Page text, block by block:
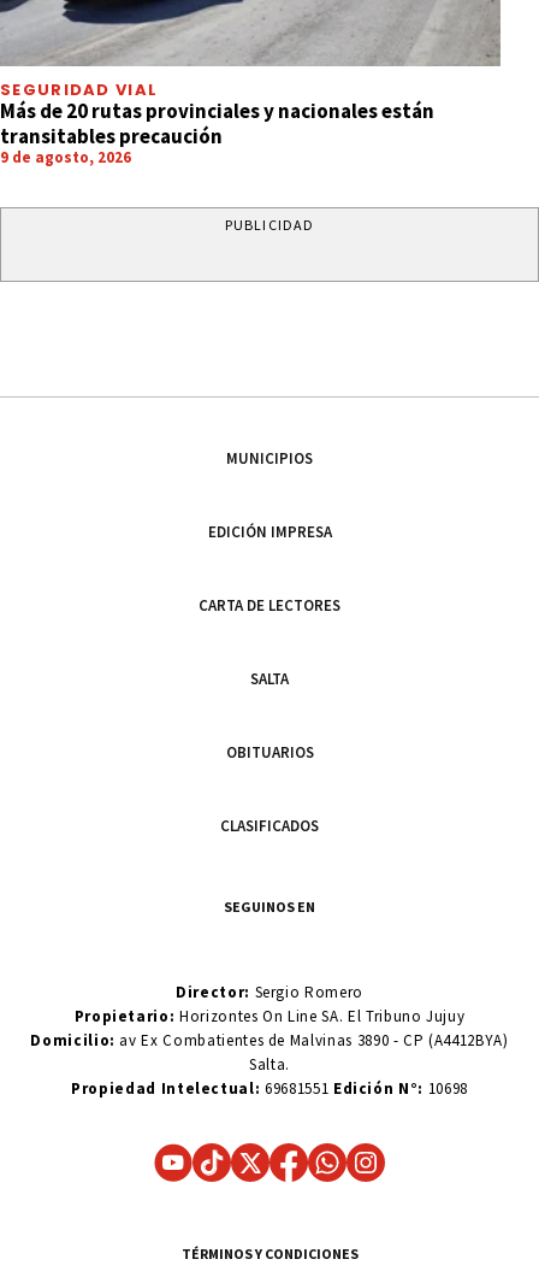
SEGURIDAD VIAL
Más de 20 rutas provinciales y nacionales están
transitables precaución
9 de agosto, 2026
PUBLICIDAD
MUNICIPIOS
EDICIÓN IMPRESA
CARTA DE LECTORES
SALTA
OBITUARIOS
CLASIFICADOS
SEGUINOS EN
Director: Sergio Romero
Propietario:Horizontes On Line SA. El Tribuno Jujuy
Domicilio: av Ex Combatientes de Malvinas 3890 - CP (A4412BYA)
Salta.
Propiedad Intelectual: 69681551 Edición N°: 10698
TÉRMINOS Y CONDICIONES